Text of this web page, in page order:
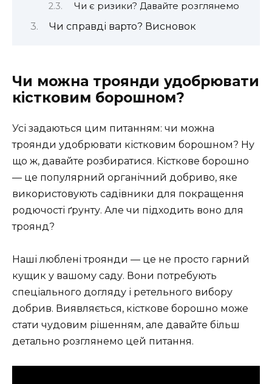
Чи є ризики? Давайте розглянемо
Чи справді варто? Висновок
Чи можна троянди удобрювати
кістковим борошном?
Усі задаються цим питанням: чи можна
троянди удобрювати кістковим борошном? Ну
що ж, давайте розбиратися. Кісткове борошно
— це популярний органічний добриво, яке
використовують садівники для покращення
родючості ґрунту. Але чи підходить воно для
троянд?
Наші люблені троянди — це не просто гарний
кущик у вашому саду. Вони потребують
спеціального догляду і ретельного вибору
добрив. Виявляється, кісткове борошно може
стати чудовим рішенням, але давайте більш
детально розглянемо цей питання.